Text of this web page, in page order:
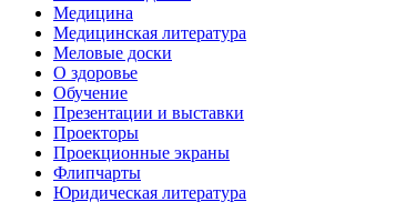
Медицина
Медицинская литература
Меловые доски
О здоровье
Обучение
Презентации и выставки
Проекторы
Проекционные экраны
Флипчарты
Юридическая литература